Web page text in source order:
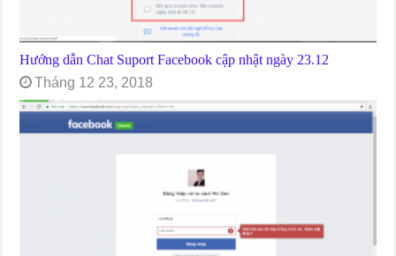
Hướng dẫn Chat Suport Facebook cập nhật ngày 23.12
Tháng 12 23, 2018